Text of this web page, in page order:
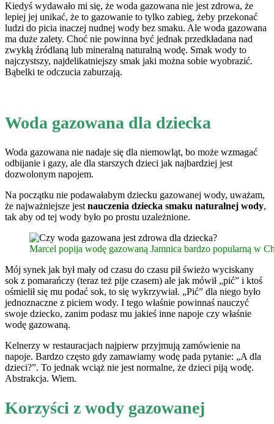
Kiedyś wydawało mi się, że woda gazowana nie jest zdrowa, że
lepiej jej unikać, że to gazowanie to tylko zabieg, żeby przekonać
ludzi do picia inaczej nudnej wody bez smaku. Ale woda gazowana
ma duże zalety. Choć nie powinna być jednak przedkładana nad
zwykłą źródlaną lub mineralną naturalną wodę. Smak wody to
najczystszy, najdelikatniejszy smak jaki można sobie wyobrazić.
Bąbelki te odczucia zaburzają.
Woda gazowana dla dziecka
Woda gazowana nie nadaje się dla niemowląt, bo może wzmagać
odbijanie i gazy, ale dla starszych dzieci jak najbardziej jest
dozwolonym napojem.
Na początku nie podawałabym dziecku gazowanej wody, uważam,
że najważniejsze jest nauczenia dziecka smaku naturalnej wody,
tak aby od tej wody było po prostu uzależnione.
Marcel popija wodę gazowaną Jamnica bardzo popularną w
Mój synek jak był mały od czasu do czasu pił świeżo wyciskany
sok z pomarańczy (teraz też pije czasem) ale jak mówił „pić” i ktoś
ośmielił się mu podać sok, to się wykrzywiał. „Pić” dla niego było
jednoznaczne z piciem wody. I tego właśnie powinnaś nauczyć
swoje dziecko, zanim podasz mu jakieś inne napoje czy właśnie
wodę gazowaną.
Kelnerzy w restauracjach najpierw przyjmują zamówienie na
napoje. Bardzo często gdy zamawiamy wodę pada pytanie: „A dla
dzieci?”. To jednak wciąż nie jest normalne, że dzieci piją wodę.
Abstrakcja. Wiem.
Korzyści z wody gazowanej